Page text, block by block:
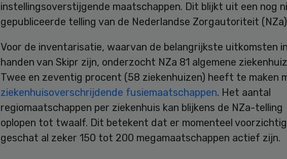
instellingsoverstijgende maatschappen. Dit blijkt uit een nog
gepubliceerde telling van de Nederlandse Zorgautoriteit
Voor de inventarisatie, waarvan de belangrijkste uitkomsten in
handen van Skipr zijn, onderzocht NZa 81 algemene
Twee en zeventig procent (58 ziekenhuizen) heeft te maken
ziekenhuisoverschrijdende fusiemaatschappen. Het aantal
regiomaatschappen per ziekenhuis kan blijkens de NZa-telling
oplopen tot twaalf. Dit betekent dat er momenteel voorzichtig
geschat al zeker 150 tot 200 megamaatschappen actief zijn.